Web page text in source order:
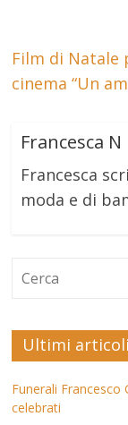
Film di Natale
cinema “Un
Francesca N
Francesca
moda e di
Ultimi articoli
Funerali Francesco
celebrati